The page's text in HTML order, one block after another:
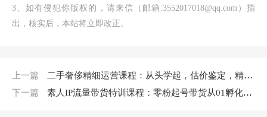
3、如有侵犯你版权的，请来信（邮箱:3552017018@qq.com）指
出，核实后，本站将立即改正。
上一篇
二手奢侈精细运营课程：从头学起，估价鉴定，精细运营，细节操作（58节）
下一篇
素人IP流量带货特训课程：零粉起号带货从01孵化网红达人（156节）